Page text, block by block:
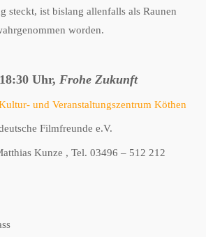
steckt, ist bislang allenfalls als Raunen
worden.
Uhr, Frohe Zukunft
und Veranstaltungszentrum Köthen
Filmfreunde e.V.
Kunze , Tel. 03496 – 512 212